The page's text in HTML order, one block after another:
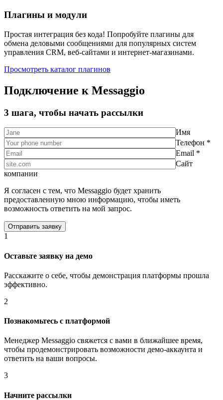
Плагины и модули
Простая интеграция без кода! Попробуйте плагины для
обмена деловыми сообщениями для популярных систем
управления CRM, веб-сайтами и интернет-магазинами.
Просмотреть каталог плагинов
Подключение к Messaggio
3 шага, чтобы начать рассылки
Имя
Телефон *
Email *
Сайт
компании
Я согласен с тем, что Messaggio будет хранить
предоставленную мною информацию, чтобы иметь
возможность ответить на мой запрос.
1
Оставьте заявку на демо
Расскажите о себе, чтобы демонстрация платформы прошла
эффективно.
2
Познакомьтесь с платформой
Менеджер Messaggio свяжется с вами в ближайшее время,
чтобы продемонстрировать возможности демо-аккаунта и
ответить на ваши вопросы.
3
Начните рассылки